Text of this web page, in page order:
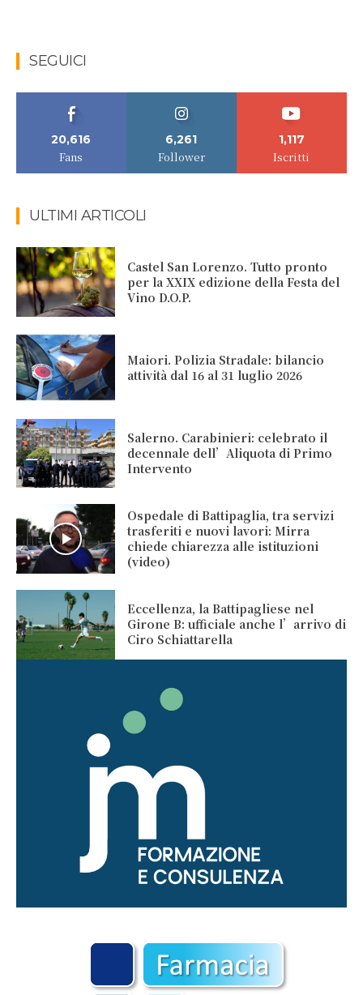
SEGUICI
20,616
Fans
6,261
Follower
1,117
Iscritti
ULTIMI ARTICOLI
Castel San Lorenzo. Tutto pronto
per la XXIX edizione della Festa del
Vino D.O.P.
Maiori. Polizia Stradale: bilancio
attività dal 16 al 31 luglio 2026
Salerno. Carabinieri: celebrato il
decennale dell’Aliquota di Primo
Intervento
Ospedale di Battipaglia, tra servizi
trasferiti e nuovi lavori: Mirra
chiede chiarezza alle istituzioni
(video)
Eccellenza, la Battipagliese nel
Girone B: ufficiale anche l’arrivo di
Ciro Schiattarella